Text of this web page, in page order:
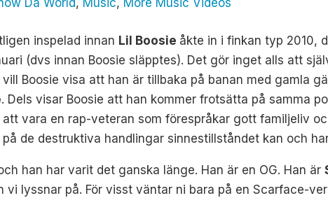
Da World, Music, More Music Videos
inspelad innan Lil Boosie åkte in i finkan typ 2010,
(dvs innan Boosie släpptes). Det gör inget alls att
Boosie visa att han är tillbaka på banan med gamla
. Dels visar Boosie att han kommer frotsätta på samma
vara en rap-veteran som förespråkar gott familjeliv
de destruktiva handlingar sinnestillståndet kan och
han har varit det ganska länge. Han är en OG. Han är
vi lyssnar på. För visst väntar ni bara på en Scarface-